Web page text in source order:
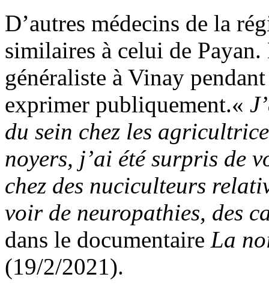
D’autres médecins de la
similaires à celui de
généraliste à Vinay
exprimer publiquement.«
du sein chez les
noyers, j’ai été surpris de
chez des nuciculteurs
voir de neuropathies, des
dans le documentaire La
(19/2/2021).